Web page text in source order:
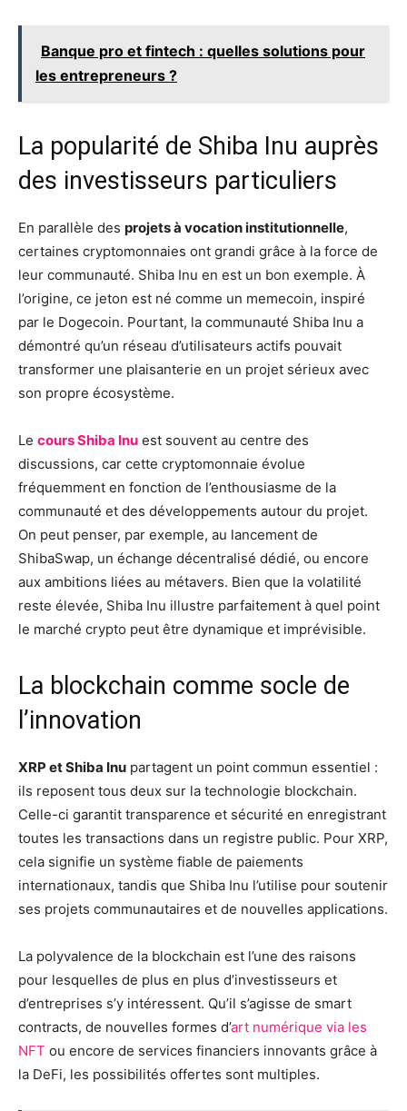
Banque pro et fintech : quelles solutions pour
les entrepreneurs ?
La popularité de Shiba Inu auprès
des investisseurs particuliers
En parallèle des projets à vocation institutionnelle,
certaines cryptomonnaies ont grandi grâce à la force de
leur communauté. Shiba Inu en est un bon exemple. À
l’origine, ce jeton est né comme un memecoin, inspiré
par le Dogecoin. Pourtant, la communauté Shiba Inu a
démontré qu’un réseau d’utilisateurs actifs pouvait
transformer une plaisanterie en un projet sérieux avec
son propre écosystème.
Le cours Shiba Inu est souvent au centre des
discussions, car cette cryptomonnaie évolue
fréquemment en fonction de l’enthousiasme de la
communauté et des développements autour du projet.
On peut penser, par exemple, au lancement de
ShibaSwap, un échange décentralisé dédié, ou encore
aux ambitions liées au métavers. Bien que la volatilité
reste élevée, Shiba Inu illustre parfaitement à quel point
le marché crypto peut être dynamique et imprévisible.
La blockchain comme socle de
l’innovation
XRP et Shiba Inu partagent un point commun essentiel :
ils reposent tous deux sur la technologie blockchain.
Celle-ci garantit transparence et sécurité en enregistrant
toutes les transactions dans un registre public. Pour XRP,
cela signifie un système fiable de paiements
internationaux, tandis que Shiba Inu l’utilise pour soutenir
ses projets communautaires et de nouvelles applications.
La polyvalence de la blockchain est l’une des raisons
pour lesquelles de plus en plus d’investisseurs et
d’entreprises s’y intéressent. Qu’il s’agisse de smart
contracts, de nouvelles formes d’art numérique via les
NFT ou encore de services financiers innovants grâce à
la DeFi, les possibilités offertes sont multiples.